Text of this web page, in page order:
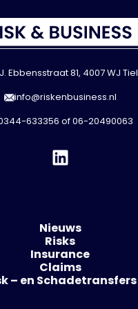
Ebbensstraat 81, 4007 WJ Tiel
info@riskenbusiness.nl
633356 of06-20490063
Nieuws
Risks
Insurance
Claims
– en Schadetransfers